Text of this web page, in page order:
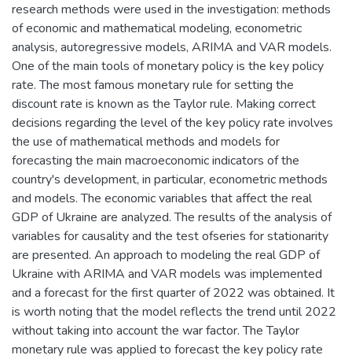
research methods were used in the investigation: methods
of economic and mathematical modeling, econometric
analysis, autoregressive models, ARIMA and VAR models.
One of the main tools of monetary policy is the key policy
rate. The most famous monetary rule for setting the
discount rate is known as the Taylor rule. Making correct
decisions regarding the level of the key policy rate involves
the use of mathematical methods and models for
forecasting the main macroeconomic indicators of the
country's development, in particular, econometric methods
and models. The economic variables that affect the real
GDP of Ukraine are analyzed. The results of the analysis of
variables for causality and the test ofseries for stationarity
are presented. An approach to modeling the real GDP of
Ukraine with ARIMA and VAR models was implemented
and a forecast for the first quarter of 2022 was obtained. It
is worth noting that the model reflects the trend until 2022
without taking into account the war factor. The Taylor
monetary rule was applied to forecast the key policy rate